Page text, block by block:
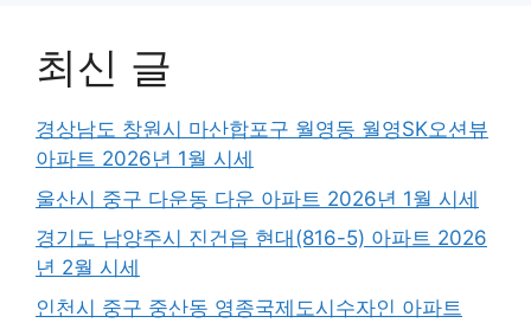
최신 글
경상남도 창원시 마산합포구 월영동 월영SK오션뷰
아파트 2026년 1월 시세
울산시 중구 다운동 다운 아파트 2026년 1월 시세
경기도 남양주시 진건읍 현대(816-5) 아파트 2026
년 2월 시세
인천시 중구 중산동 영종국제도시수자인 아파트